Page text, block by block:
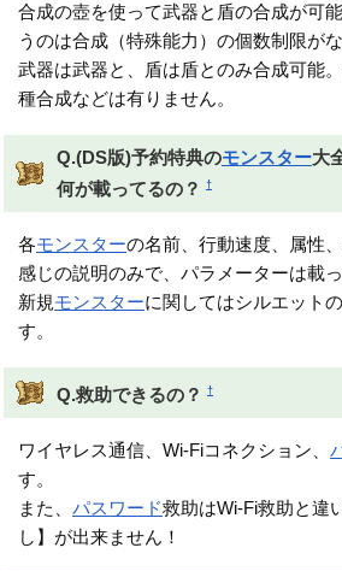
合成の壺を使って武器と盾の合成が可
うのは合成（特殊能力）の個数制限が
武器は武器と、盾は盾とのみ合成可能
種合成などは有りません。
Q.(DS版)予約特典のモンスター大
何が載ってるの？
†
各モンスターの名前、行動速度、属性
感じの説明のみで、パラメーターは載っ
新規モンスターに関してはシルエット
す。
Q.救助できるの？ †
ワイヤレス通信、Wi-Fiコネクション、
す。
また、パスワード救助はWi-Fi救助と違
し】が出来ません！